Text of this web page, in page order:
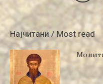
Најчитани / Most read